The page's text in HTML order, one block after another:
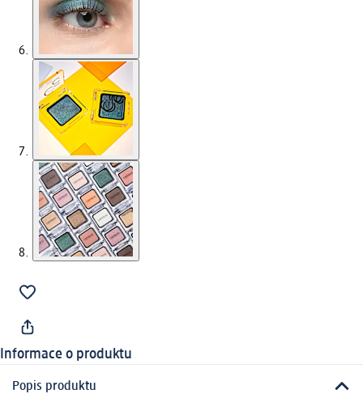
Informace o produktu
Popis produktu